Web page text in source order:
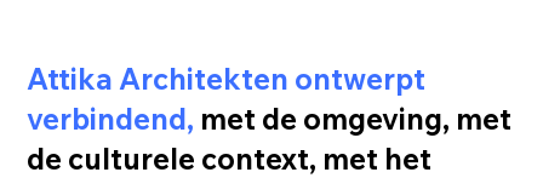
Attika Architekten ontwerpt
verbindend, met de omgeving, met
de culturele context, met het